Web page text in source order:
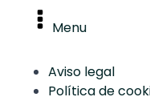
Menu
Aviso legal
Política de